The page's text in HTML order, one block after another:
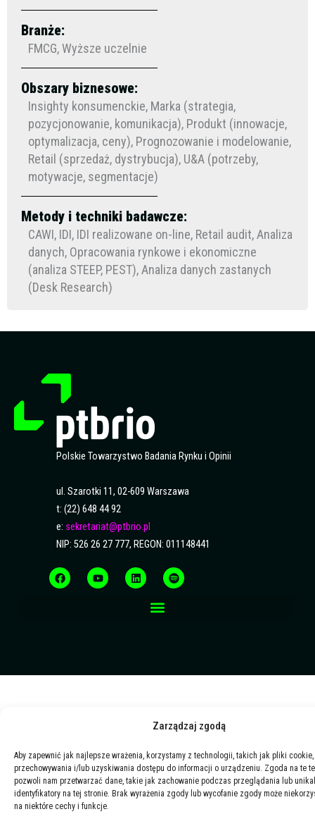
Zarządzaj zgodą
Aby zapewnić jak najlepsze wrażenia, korzystamy z technologii, takich jak pliki
przechowywania i/lub uzyskiwania dostępu do informacji o urządzeniu. Zgoda na te
pozwoli nam przetwarzać dane, takie jak zachowanie podczas przeglądania lub
identyfikatory na tej stronie. Brak wyrażenia zgody lub wycofanie zgody może
na niektóre cechy i funkcje.
Branże:
FMCG, Wyższe uczelnie
Obszary biznesowe:
Insighty konsumenckie, Marka (strategia,
pozycjonowanie, komunikacja), Produkt (innowacje,
optymalizacja, ceny), Prognozowanie i modelowanie,
Retail (sprzedaż, dystrybucja), U&A (potrzeby,
motywacje, segmentacje)
Metody i techniki badawcze:
CAWI, IDI, IDI realizowane on-line, Retail audit, Analiza
danych, Opracowania rynkowe i ekonomiczne
(analiza STEEP, PEST), Analiza danych zastanych
(Desk Research)
Polskie Towarzystwo Badania Rynku i Opinii
ul. Szarotki 11, 02-609 Warszawa
t: (22) 648 44 92
e: sekretariat@ptbrio.pl
NIP: 526 26 27 777, REGON: 011148441
a
c
e
o
u
t
i
n
k
p
o
t